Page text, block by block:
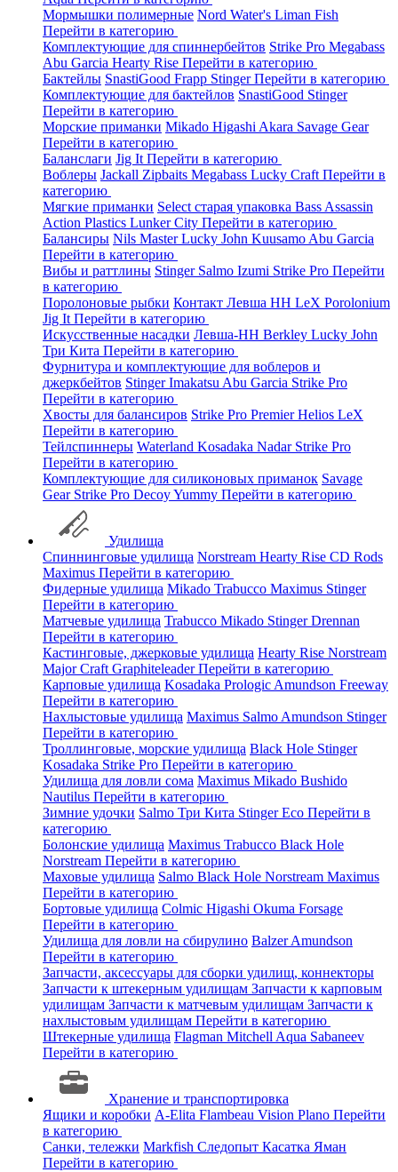
Мормышки полимерные Nord Water's Liman Fish
Перейти в категорию
Комплектующие для спиннербейтов Strike Pro Megabass
Abu Garcia Hearty Rise Перейти в категорию
Бактейлы SnastiGood Frapp StingerПерейти в категорию
Комплектующие для бактейлов SnastiGood Stinger
Перейти в категорию
Морские приманки Mikado Higashi Akara Savage Gear
Перейти в категорию
Баланслаги Jig It Перейти в категорию
Воблеры Jackall Zipbaits Megabass Lucky Craft Перейти в
категорию
Мягкие приманки Select старая упаковка Bass Assassin
Action Plastics Lunker City Перейти в категорию
Балансиры Nils MasterLucky John Kuusamo Abu Garcia
Перейти в категорию
Вибы и раттлины Stinger Salmo Izumi Strike Pro Перейти
в категорию
Поролоновые рыбки Контакт Левша НН LeX Porolonium
Jig It Перейти в категорию
Искусственные насадки Левша-НН Berkley Lucky John
Три Кита Перейти в категорию
Фурнитура и комплектующие для воблеров и
джеркбейтов StingerImakatsu Abu Garcia Strike Pro
Перейти в категорию
Хвосты для балансиров Strike Pro PremierHelios LeX
Перейти в категорию
Тейлспиннеры Waterland Kosadaka Nadar Strike Pro
Перейти в категорию
Комплектующие для силиконовых приманок Savage
Gear Strike Pro DecoyYummy Перейти в категорию
Удилища
Спиннинговые удилища Norstream Hearty Rise CD Rods
Maximus Перейти в категорию
Фидерные удилища Mikado Trabucco Maximus Stinger
Перейти в категорию
Матчевые удилища Trabucco Mikado StingerDrennan
Перейти в категорию
Кастинговые, джерковые удилища Hearty Rise Norstream
Major Craft GraphiteleaderПерейти в категорию
Карповые удилища Kosadaka Prologic Amundson Freeway
Перейти в категорию
Нахлыстовые удилища Maximus Salmo Amundson Stinger
Перейти в категорию
Троллинговые, морские удилища Black Hole Stinger
Kosadaka Strike Pro Перейти в категорию
Удилища для ловли сома Maximus Mikado Bushido
Nautilus Перейти в категорию
Зимние удочки Salmo Три Кита StingerEco Перейти в
категорию
Болонские удилища Maximus Trabucco Black Hole
Norstream Перейти в категорию
Маховые удилища Salmo Black Hole Norstream Maximus
Перейти в категорию
Бортовые удилища Colmic Higashi Okuma Forsage
Перейти в категорию
Удилища для ловли на сбирулино BalzerAmundson
Перейти в категорию
Запчасти, аксессуары для сборки удилищ, коннекторы
Запчасти к штекерным удилищам Запчасти к карповым
удилищам Запчасти к матчевым удилищам Запчасти к
нахлыстовым удилищам Перейти в категорию
Штекерные удилища Flagman Mitchell Aqua Sabaneev
Перейти в категорию
Хранение и транспортировка
Ящики и коробки A-Elita Flambeau Vision Plano Перейти
в категорию
Санки, тележки Markfish Следопыт Касатка Яман
Перейти в категорию